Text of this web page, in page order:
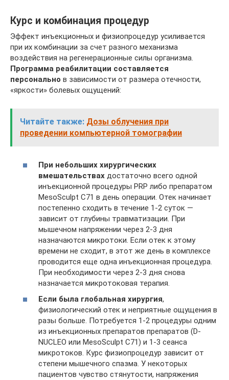
Курс и комбинация процедур
Эффект инъекционных и физиопроцедур усиливается
при их комбинации за счет разного механизма
воздействия на регенерационные силы организма.
Программа реабилитации составляется
персонально в зависимости от размера отечности,
«яркости» болевых ощущений:
Читайте также: Дозы облучения при
проведении компьютерной томографии
При небольших хирургических
вмешательствах достаточно всего одной
инъекционной процедуры PRP либо препаратом
MesoSculpt C71 в день операции. Отек начинает
постепенно сходить в течение 1-2 суток —
зависит от глубины травматизации. При
мышечном напряжении через 2-3 дня
назначаются микротоки. Если отек к этому
времени не сходит, в этот же день в комплексе
проводится еще одна инъекционная процедура.
При необходимости через 2-3 дня снова
назначается микротоковая терапия.
Если была глобальная хирургия,
физиологический отек и неприятные ощущения в
разы больше. Потребуется 1-2 процедуры одним
из инъекционных препаратов препаратов (D-
NUCLEO или MesoSculpt C71) и 1-3 сеанса
микротоков. Курс физиопроцедур зависит от
степени мышечного спазма. У некоторых
пациентов чувство стянутости, напряжения